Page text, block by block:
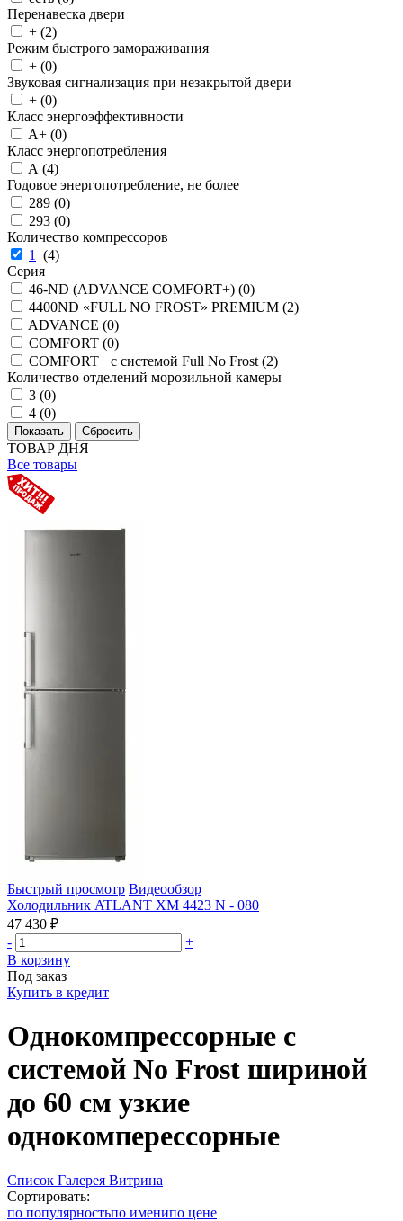
Перенавеска двери
+ (2)
Режим быстрого замораживания
+ (0)
Звуковая сигнализация при незакрытой двери
+ (0)
Класс энергоэффективности
A+ (0)
Класс энергопотребления
A (4)
Годовое энергопотребление, не более
289 (0)
293 (0)
Количество компрессоров
1
(4)
Серия
46-ND (ADVANCE COMFORT+) (0)
4400ND «FULL NO FROST» PREMIUM (2)
ADVANCE (0)
COMFORT (0)
COMFORT+ с системой Full No Frost (2)
Количество отделений морозильной камеры
3 (0)
4 (0)
ТОВАР ДНЯ
Все товары
Быстрый просмотр Видеообзор
Холодильник ATLANT ХМ 4423 N - 080
47 430 ₽
-
+
В корзину
Под заказ
Купить в кредит
Однокомпрессорные с
системой No Frost шириной
до 60 см узкие
однокомперессорные
Список Галерея Витрина
Сортировать:
по популярностьпо именипо цене